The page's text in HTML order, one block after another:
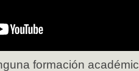
formación